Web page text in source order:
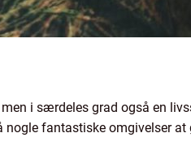
i særdeles grad også en
fantastiske omgivelser